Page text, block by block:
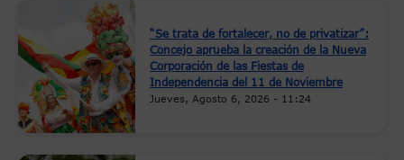
“Se trata de fortalecer, no de privatizar”:
Concejo aprueba la creación de la Nueva
Corporación de las Fiestas de
Independencia del 11 de Noviembre
Jueves, Agosto 6, 2026 - 11:24